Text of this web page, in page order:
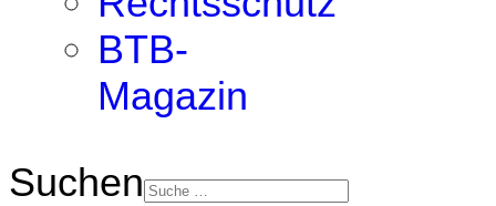
BTB-
Magazin
Suchen